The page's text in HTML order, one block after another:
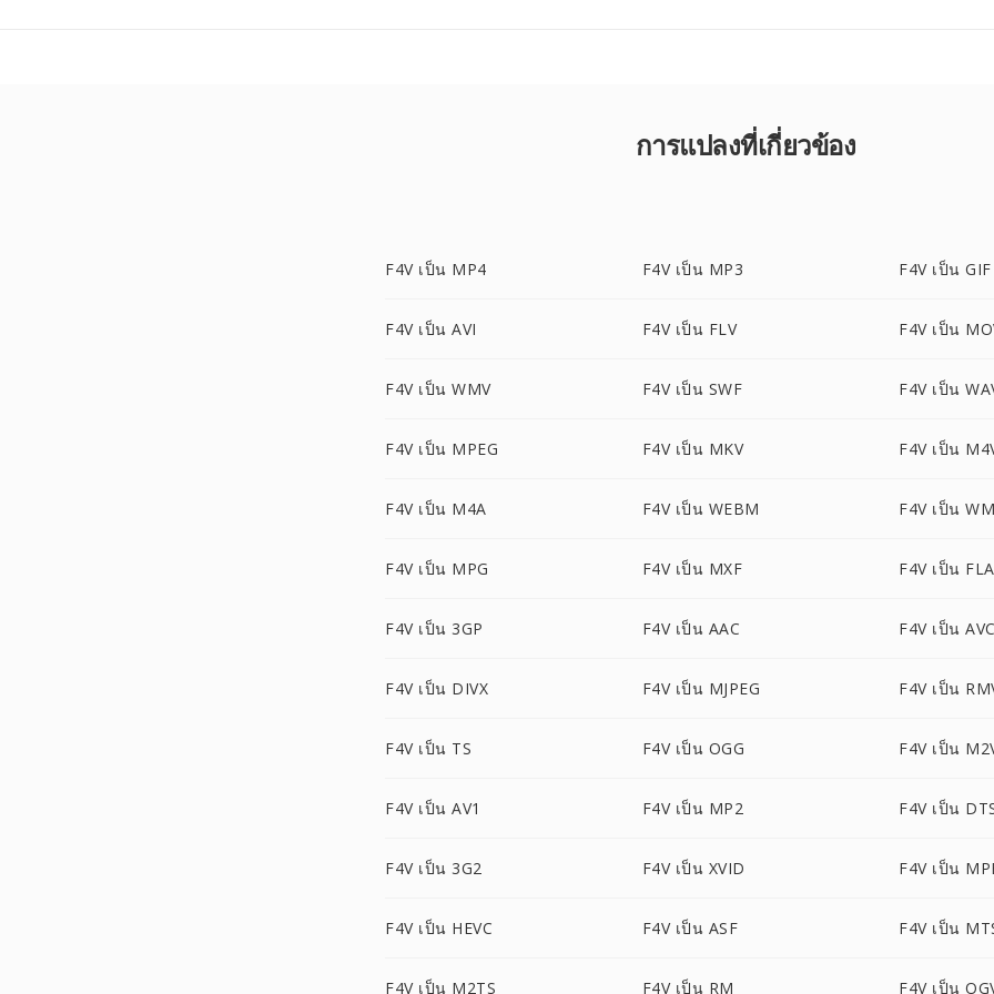
การแปลงที่เกี่ยวข้อง
F4V เป็น MP4 F4V เป็น MP3 F4V เป็น GIF
F4V เป็น AVI F4V เป็น FLV F4V เป็น
F4V เป็น WMV F4V เป็น SWF F4V เป็น
F4V เป็น MPEG F4V เป็น MKV F4V เป็น
F4V เป็น M4A F4V เป็น WEBM F4V เป็น
F4V เป็น MPG F4V เป็น MXF F4V เป็น
F4V เป็น 3GP F4V เป็น AAC F4V เป็น
F4V เป็น DIVX F4V เป็น MJPEG F4V เป็น
F4V เป็น TS F4V เป็น OGG F4V เป็น
F4V เป็น AV1 F4V เป็น MP2 F4V เป็น
F4V เป็น 3G2 F4V เป็น XVID F4V เป็น
F4V เป็น HEVC F4V เป็น ASF F4V เป็น
F4V เป็น M2TS F4V เป็น RM F4V เป็น